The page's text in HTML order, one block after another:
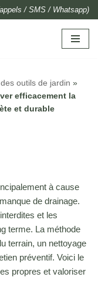
/ SMS / Whatsapp)
outils de jardin »
efficacement la
et durable
à cause
de drainage.
et les
terme. La méthode
terrain, un nettoyage
préventif. Voici le
propres et valoriser